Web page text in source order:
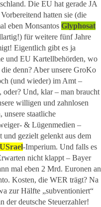
Die EU hat gerade JA
hatten sie (die
eben Monsantos Glyphosat
für weitere fünf Jahre
Eigentlich gibt es ja
und EU Kartellbehörden, wo
denn? Aber unsere GroKo
(und wieder) im Amt –
oder? Und, klar – man braucht
willigen und zahnlosen
unsere staatliche
& Lügenmedien –
und gezielt gelenkt aus dem
USrael-Imperium. Und falls es
nicht klappt – Bayer
mal eben 2 Mrd. Euronen an
Kosten, die WER trägt? Na
zur Hälfte „subventioniert“
der deutsche Steuerzahler!